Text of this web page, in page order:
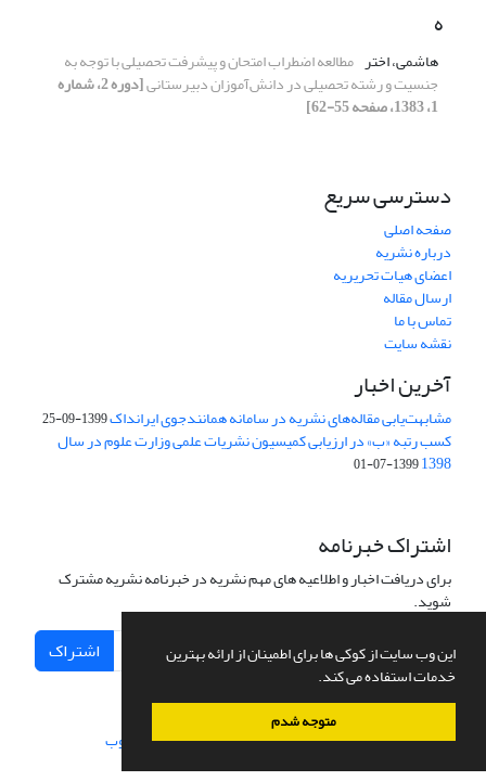
این وب سایت از کوکی ها برای اطمینان از ارائه بهترین
خدمات استفاده می کند.
متوجه شدم
ه
هاشمی، اختر مطالعه اضطراب امتحان و پیشرفت تحصیلی با توجه به
جنسیت و رشته تحصیلی در دانش‌آموزان دبیرستانی [دوره 2، شماره
1، 1383، صفحه 55-62]
دسترسی سریع
صفحه اصلی
درباره نشریه
اعضای هیات تحریریه
ارسال مقاله
تماس با ما
نقشه سایت
آخرین اخبار
مشابهت‌یابی مقاله‌های نشریه در سامانه همانندجوی ایرانداک1399-09-25
کسب رتبه «ب» در ارزیابی کمیسیون نشریات علمی وزارت علوم در سال
1398
1399-07-01
اشتراک خبرنامه
برای دریافت اخبار و اطلاعیه های مهم نشریه در خبرنامه نشریه مشترک
شوید.
اشتراک
سامانه مدیریت نشریات علمی.طراحی و پیاده سازی از سیناوب